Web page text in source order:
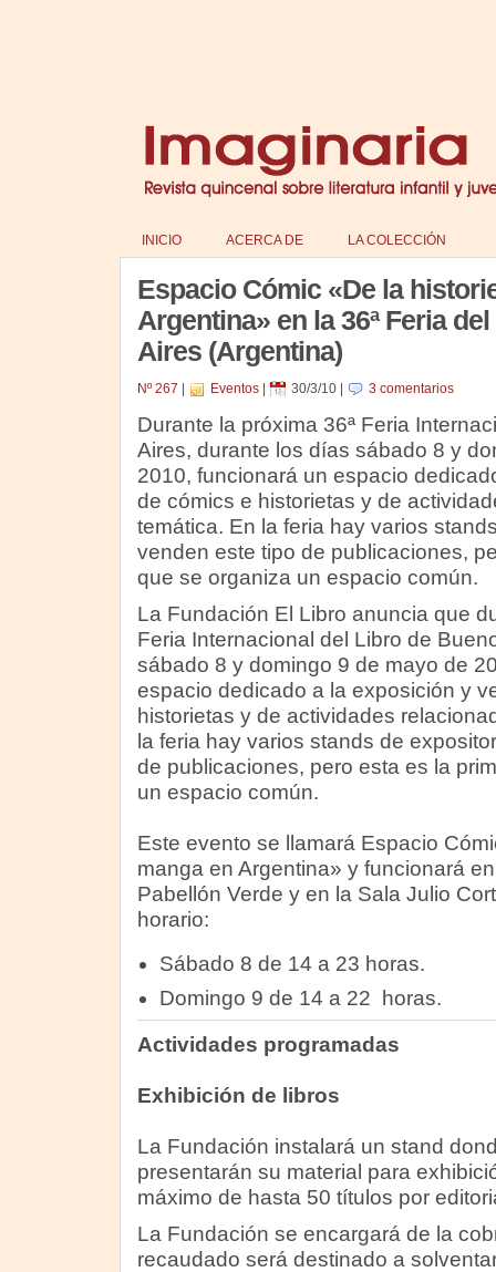
INICIO ACERCA DE LA COLECCIÓN
Espacio Cómic «De la
Argentina» en la 36ª Feria
Aires (Argentina)
Nº 267 Eventos| 30/3/10| 3 comentarios
Durante la próxima 36ª Feria
Aires, durante los días sábado 8 y
2010, funcionará un espacio
de cómics e historietas y de
temática. En la feria hay varios
venden este tipo de publicaciones,
que se organiza un espacio común.
La Fundación El Libro anuncia que
Feria Internacional del Libro de
sábado 8 y domingo 9 de mayo de
espacio dedicado a la exposición y
historietas y de actividades
la feria hay varios stands de
de publicaciones, pero esta es la
un espacio común.
Este evento se llamará Espacio
manga en Argentina» y funcionará
Pabellón Verde y en la Sala Julio
horario:
Sábado 8 de 14 a 23 horas.
Domingo 9 de 14 a 22 horas.
Actividades programadas
Exhibición de libros
La Fundación instalará un stand
presentarán su material para
máximo de hasta 50 títulos por
La Fundación se encargará de la
recaudado será destinado a